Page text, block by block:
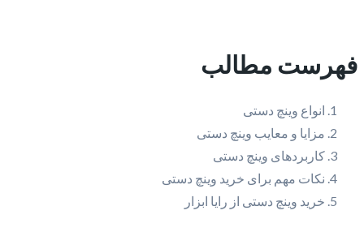
فهرست مطالب
انواع وینچ دستی
مزایا و معایب وینچ دستی
کاربردهای وینچ دستی
نکات مهم برای خرید وینچ دستی
خرید وینچ دستی از رایا ابزار